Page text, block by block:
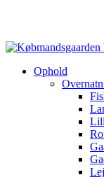
Ophold